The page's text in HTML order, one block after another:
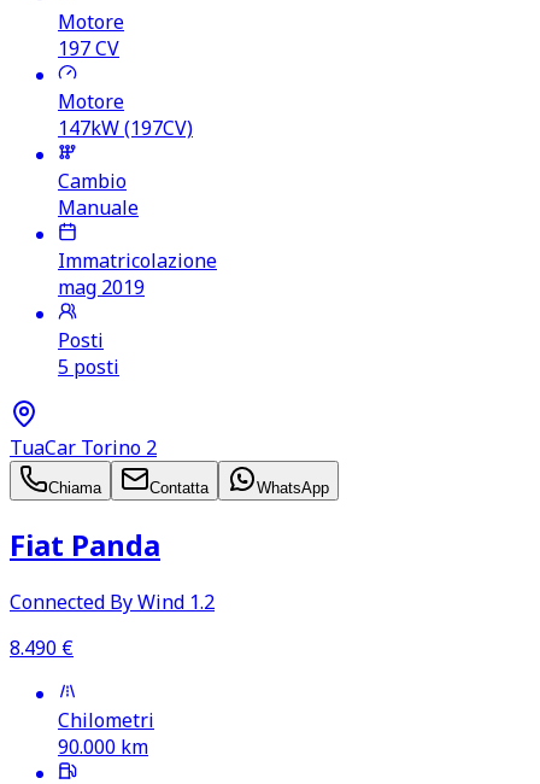
Motore
197CV
Motore
147kW (197CV)
Cambio
Manuale
Immatricolazione
mag 2019
Posti
5 posti
TuaCar Torino 2
Chiama Contatta WhatsApp
Fiat Panda
Connected By Wind 1.2
8.490 €
Chilometri
90.000 km